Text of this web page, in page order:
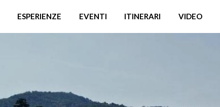
ESPERIENZE EVENTI ITINERARI VIDEO